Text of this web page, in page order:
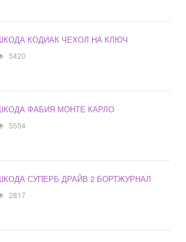
КОДИАК ЧЕХОЛ НА КЛЮЧ
5420
ФАБИЯ МОНТЕ КАРЛО
5554
СУПЕРБ ДРАЙВ 2 БОРТЖУРНАЛ
2817